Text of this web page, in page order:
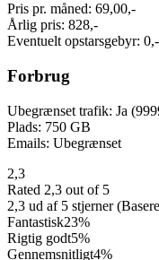
Pris pr. måned: 69,00,-
Årlig pris: 828,-
Eventuelt opstarsgebyr: 0,-
Forbrug
Ubegrænset trafik: Ja
Plads: 750 GB
Emails: Ubegrænset
2,3
Rated 2,3 out of 5
2,3 ud af 5 stjerner
Fantastisk23%
Rigtig godt5%
Gennemsnitligt4%